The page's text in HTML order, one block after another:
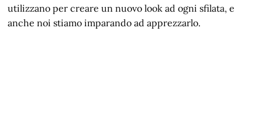
utilizzano per creare un nuovo look ad ogni sfilata, e
anche noi stiamo imparando ad apprezzarlo.